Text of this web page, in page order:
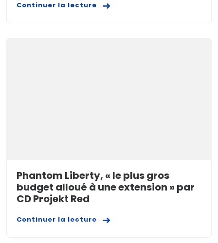
Continuer la lecture
Phantom Liberty, « le plus gros
budget alloué à une extension » par
CD Projekt Red
Continuer la lecture